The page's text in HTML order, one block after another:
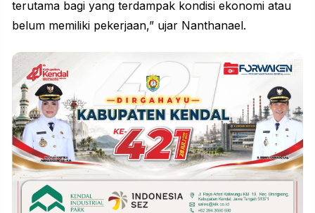
terutama bagi yang terdampak kondisi ekonomi atau
belum memiliki pekerjaan,” ujar Nanthanael.